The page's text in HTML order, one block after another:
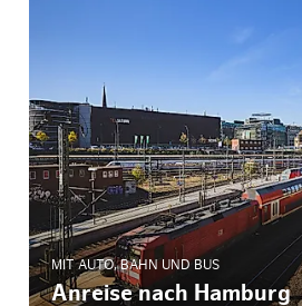
MIT AUTO, BAHN UND BUS
Anreise nach Hamburg